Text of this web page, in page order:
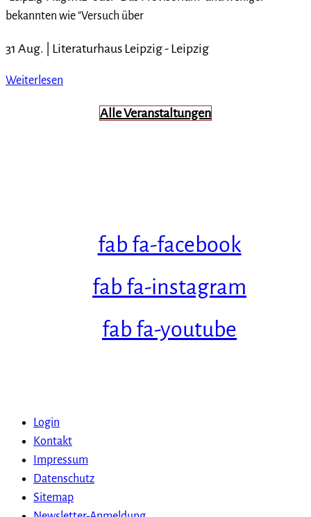
bekannten wie "Versuch über
31 Aug. | Literaturhaus Leipzig- Leipzig
Weiterlesen
Alle Veranstaltungen
fab fa-facebook
fab fa-instagram
fab fa-youtube
Login
Kontakt
Impressum
Datenschutz
Sitemap